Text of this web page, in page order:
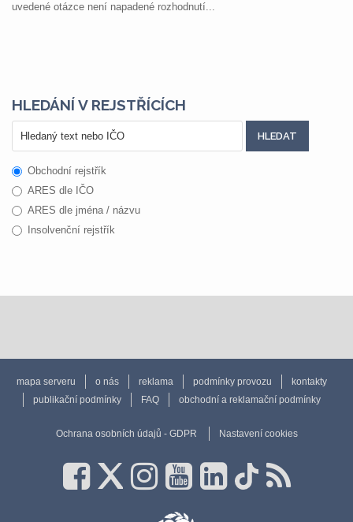
uvedené otázce není napadené rozhodnutí...
HLEDÁNÍ V REJSTŘÍCÍCH
Obchodní rejstřík
ARES dle IČO
ARES dle jména / názvu
Insolvenční rejstřík
mapa serveru o nás reklama podmínky provozu
kontakty
publikační podmínky
FAQ obchodní a reklamační podmínky
Ochrana osobních údajů - GDPR Nastavení cookies